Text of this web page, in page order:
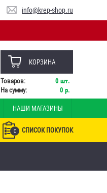
info@krep-shop.ru
КОРЗИНА
Товаров: 0 шт.
На сумму:
0 р.
НАШИ МАГАЗИНЫ
0 СПИСОК ПОКУПОК